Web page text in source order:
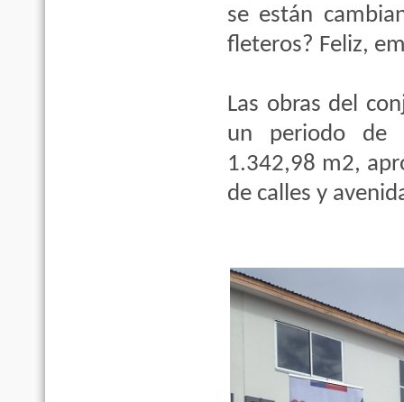
se están
fleteros? Feliz,
Las obras del
un periodo de
1.342,98 m2,
de calles y